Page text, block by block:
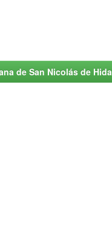
de San Nicolás de